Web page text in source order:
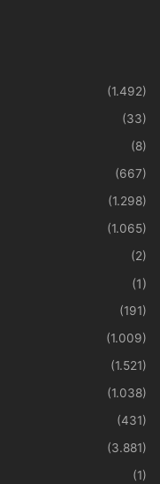
(1.492)
(33)
(8)
(667)
(1.298)
(1.065)
(2)
(1)
(191)
(1.009)
(1.521)
(1.038)
(431)
(3.881)
(1)